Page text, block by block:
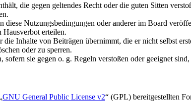
die gegen geltendes Recht oder die guten Sitten
diese Nutzungsbedingungen oder anderer im Board
Hausverbot erteilen.
Inhalte von Beiträgen übernimmt, die er nicht selbst
oder zu sperren.
sie gegen o. g. Regeln verstoßen oder geeignet
GNU General Public License v2“ (GPL) bereitgestellten